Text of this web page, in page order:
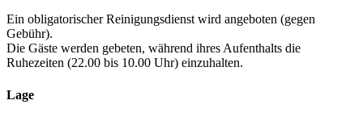
Ein obligatorischer Reinigungsdienst wird angeboten (gegen
Gebühr).
Die Gäste werden gebeten, während ihres Aufenthalts die
Ruhezeiten (22.00 bis 10.00 Uhr) einzuhalten.
Lage